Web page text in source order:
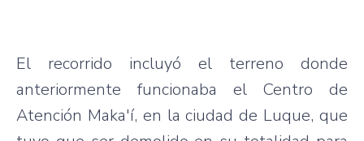
El recorrido incluyó el terreno donde
anteriormente funcionaba el Centro de
Atención Maka'í, en la ciudad de Luque, que